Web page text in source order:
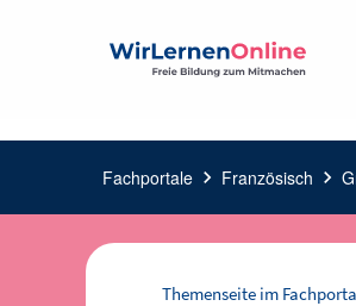
Fachportale chevron_right Französisch chevron_right
Themenseite im